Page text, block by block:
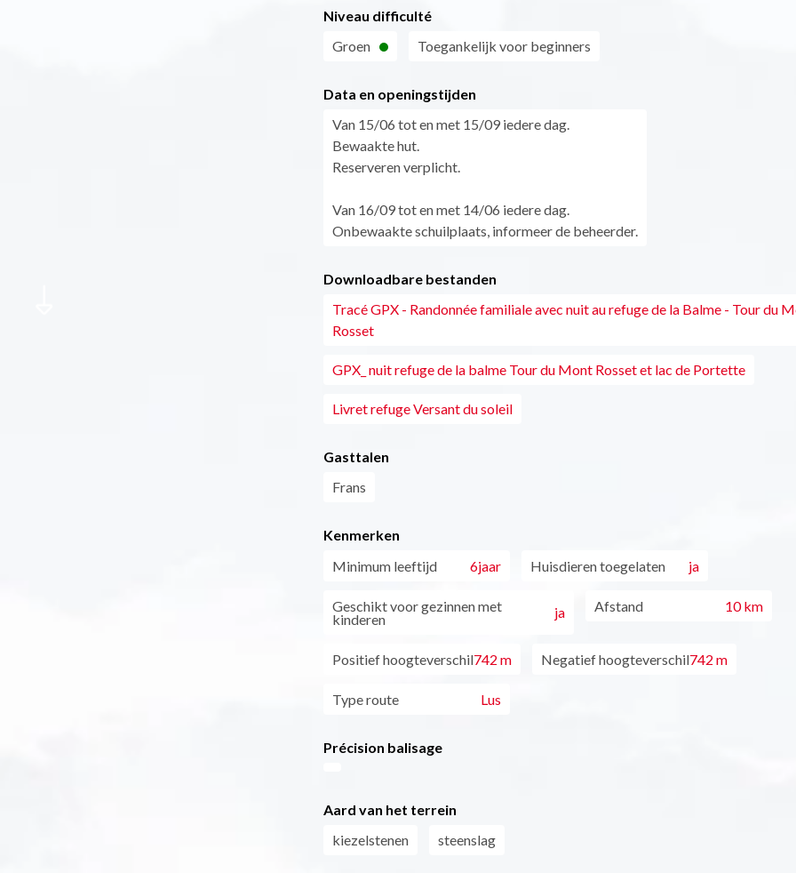
Niveau difficulté
Groen
Toegankelijk voor beginners
Data en openingstijden
Van 15/06 tot en met 15/09 iedere dag.
Bewaakte hut.
Reserveren verplicht.
Van 16/09 tot en met 14/06 iedere dag.
Onbewaakte schuilplaats, informeer de beheerder.
Downloadbare bestanden
Tracé GPX - Randonnée familiale avec nuit au refuge de la Balme - Tour du
Rosset
GPX_ nuit refuge de la balme Tour du Mont Rosset et lac de Portette
Livret refuge Versant du soleil
Gasttalen
Frans
Kenmerken
Minimum leeftijd
6jaar Huisdieren toegelaten ja
Geschikt voor gezinnen met
kinderen ja Afstand 10 km
Positief hoogteverschil742 m Negatief hoogteverschil742 m
Type route Lus
Précision balisage
Aard van het terrein
kiezelstenen
steenslag